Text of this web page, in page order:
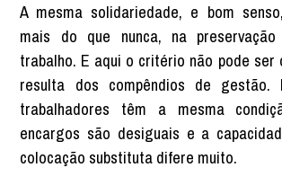
A mesma solidariedade, e bom
mais do que nunca, na
trabalho. E aqui o critério não pode ser
resulta dos compêndios de gestão.
trabalhadores têm a mesma
encargos são desiguais e a
colocação substituta difere muito.